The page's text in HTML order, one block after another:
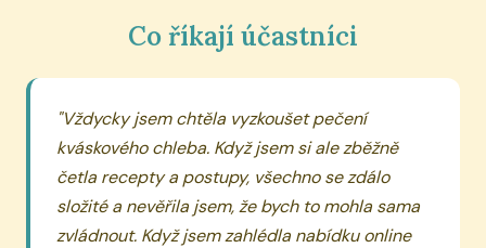
Co říkají účastníci
"Vždycky jsem chtěla vyzkoušet pečení
kváskového chleba. Když jsem si ale zběžně
četla recepty a postupy, všechno se zdálo
složité a nevěřila jsem, že bych to mohla sama
zvládnout. Když jsem zahlédla nabídku online